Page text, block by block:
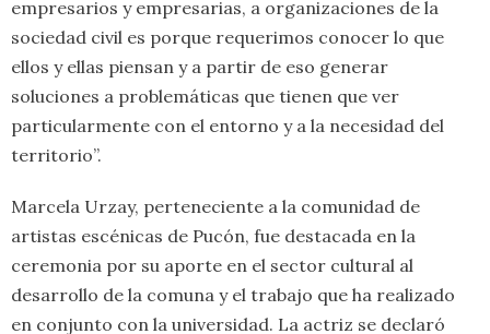
empresarios y empresarias, a organizaciones de la
sociedad civil es porque requerimos conocer lo que
ellos y ellas piensan y a partir de eso generar
soluciones a problemáticas que tienen que ver
particularmente con el entorno y a la necesidad del
territorio”.
Marcela Urzay, perteneciente a la comunidad de
artistas escénicas de Pucón, fue destacada en la
ceremonia por su aporte en el sector cultural al
desarrollo de la comuna y el trabajo que ha realizado
en conjunto con la universidad. La actriz se declaró